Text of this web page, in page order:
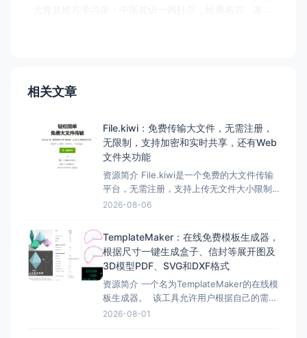
相关文章
File.kiwi：免费传输大文件，无需注册，
无限制，支持加密和实时共享，还有Web
文件夹功能
资源简介 File.kiwi是一个免费的大文件传输
平台，无需注册，支持上传无文件大小限制
的文件，并采用端到端加密确保文件传输的
此外，File.kiwi还支持实时共享、多种分享方
式以及Chrome扩展程序，方便用户
2026-08-06
TemplateMaker：在线免费模板生成器，
根据尺寸一键生成盒子、信封等展开图及
3D模型PDF、SVG和DXF格式
资源简介 一个名为TemplateMaker的在线模
板生成器。 该工具允许用户根据自己的需
求，通过输入尺寸参数，快速生成各种盒
2026-08-01